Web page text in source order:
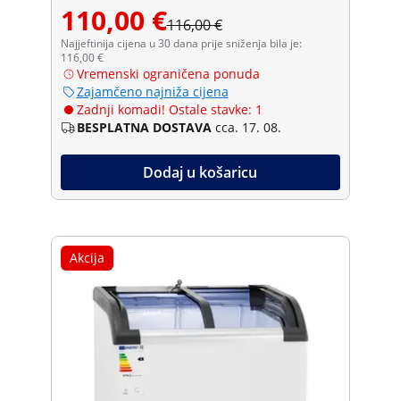
110,00 €116,00 €
Najjeftinija cijena u 30 dana prije sniženja bila je:
116,00 €
Vremenski ograničena ponuda
Zajamčeno najniža cijena
Zadnji komadi! Ostale stavke: 1
BESPLATNA DOSTAVA cca. 17. 08.
Dodaj u košaricu
Akcija